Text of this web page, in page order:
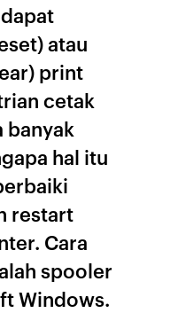
atau
print
cetak
banyak
hal itu
restart
Cara
spooler
Windows.